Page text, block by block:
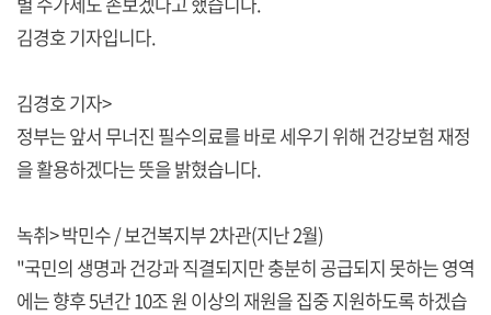
김경호 기자입니다.
김경호 기자>
정부는 앞서 무너진 필수의료를 바로 세우기 위해 건강보험 재정
을 활용하겠다는 뜻을 밝혔습니다.
녹취> 박민수 / 보건복지부 2차관(지난 2월)
"국민의 생명과 건강과 직결되지만 충분히 공급되지 못하는 영역
에는 향후 5년간 10조 원 이상의 재원을 집중 지원하도록 하겠습